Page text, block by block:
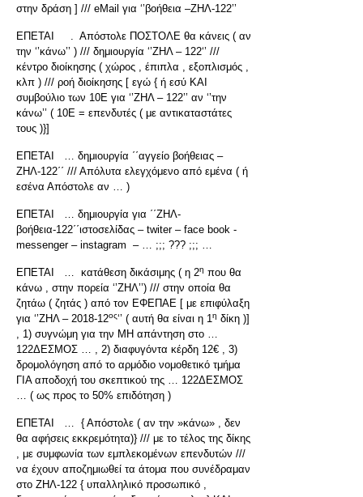
στην δράση ] /// eMail για ‘’βοήθεια –ΖΗΛ-122’’
ΕΠΕΤΑΙ . Απόστολε ΠΟΣΤΟΛΕ θα κάνεις ( αν
την ‘’κάνω’’ ) /// δημιουργία ‘’ΖΗΛ – 122‘’ ///
κέντρο διοίκησης ( χώρος , έπιπλα , εξοπλισμός ,
κλπ ) /// ροή διοίκησης [ εγώ { ή εσύ ΚΑΙ
συμβούλιο των 10Ε για ‘’ΖΗΛ – 122’’ αν ‘’την
κάνω’’ ( 10Ε = επενδυτές ( με αντικαταστάτες
τους )}]
ΕΠΕΤΑΙ … δημιουργία ΄΄αγγείο βοήθειας –
ΖΗΛ-122΄΄ /// Απόλυτα ελεγχόμενο από εμένα ( ή
εσένα Απόστολε αν … )
ΕΠΕΤΑΙ … δημιουργία για ΄΄ΖΗΛ-
βοήθεια-122΄΄ιστοσελίδας – twiter – face book -
messenger – instagram – … ;;; ??? ;;; …
ΕΠΕΤΑΙ … κατάθεση δικάσιμης ( η 2η που θα
κάνω , στην πορεία ‘’ΖΗΛ’’) /// στην οποία θα
ζητάω ( ζητάς ) από τον ΕΦΕΠΑΕ [ με επιφύλαξη
για ‘’ΖΗΛ – 2018-12ος‘’ ( αυτή θα είναι η 1η δίκη )]
, 1) συγνώμη για την ΜΗ απάντηση στο …
122ΔΕΣΜΟΣ … , 2) διαφυγόντα κέρδη 12€ , 3)
δρομολόγηση από το αρμόδιο νομοθετικό τμήμα
ΓΙΑ αποδοχή του σκεπτικού της … 122ΔΕΣΜΟΣ
… ( ως προς το 50% επιδότηση )
ΕΠΕΤΑΙ … { Απόστολε ( αν την »κάνω» , δεν
θα αφήσεις εκκρεμότητα)} /// με το τέλος της δίκης
, με συμφωνία των εμπλεκομένων επενδυτών ///
να έχουν αποζημιωθεί τα άτομα που συνέδραμαν
στο ΖΗΛ-122 { υπαλληλικό προσωπικό ,